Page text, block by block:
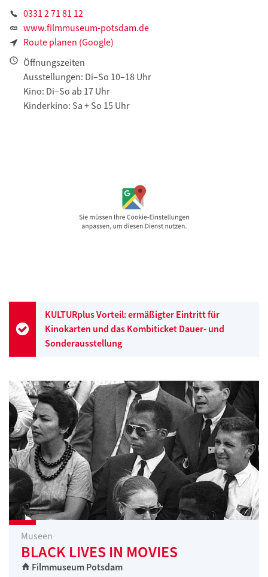
0331 2 71 81 12
www.filmmuseum-potsdam.de
Route planen (Google)
Öffnungszeiten
Ausstellungen: Di–So 10–18 Uhr
Kino: Di–So ab 17 Uhr
Kinderkino: Sa + So 15 Uhr
KULTURplus Vorteil: ermäßigter Eintritt für
Kinokarten und das Kombiticket Dauer- und
Sonderausstellung
Museen
BLACK LIVES IN MOVIES
Filmmuseum Potsdam